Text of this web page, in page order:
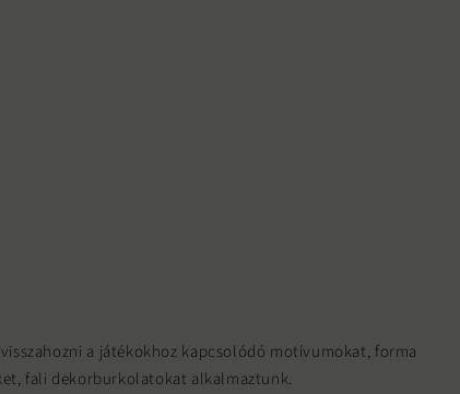
a játékokhoz kapcsolódó motívumokat, forma
fali dekorburkolatokat alkalmaztunk.